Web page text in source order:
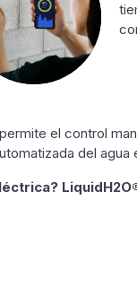
permite el control
del agua